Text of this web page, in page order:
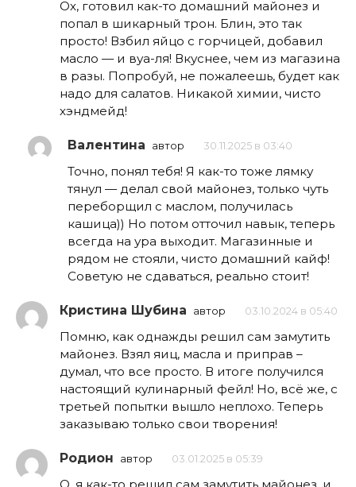
Ох, готовил как-то домашний майонез и
попал в шикарный трон. Блин, это так
просто! Взбил яйцо с горчицей, добавил
масло — и вуа-ля! Вкуснее, чем из магазина
в разы. Попробуй, не пожалеешь, будет как
надо для салатов. Никакой химии, чисто
хэндмейд!
Валентина автор 30.11.2025 в 03:40
Точно, понял тебя! Я как-то тоже лямку
тянул — делал свой майонез, только чуть
переборщил с маслом, получилась
кашица)) Но потом отточил навык, теперь
всегда на ура выходит. Магазинные и
рядом не стояли, чисто домашний кайф!
Советую не сдаваться, реально стоит!
Кристина Шубина автор 03.10.2024 в 05:40
Помню, как однажды решил сам замутить
майонез. Взял яиц, масла и приправ –
думал, что все просто. В итоге получился
настоящий кулинарный фейл! Но, всё же, с
третьей попытки вышло неплохо. Теперь
заказываю только свои творения!
Родион автор 03.01.2025 в 05:39